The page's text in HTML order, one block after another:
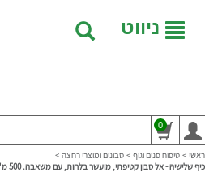
ניווט
0
ראשי > טיפוח פנים וגוף > סבונים ומוצרי רחצה >
כיף שלישיהּ - אל סבון קטיפתי, מועשר בלחות, עם משאבה. 500 מ"ל3X